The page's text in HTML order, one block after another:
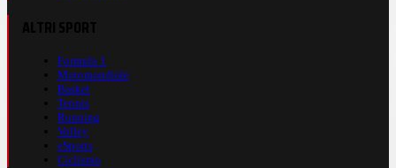
Formula 1
Motomondiale
Basket
Tennis
Running
Volley
eSports
Ciclismo